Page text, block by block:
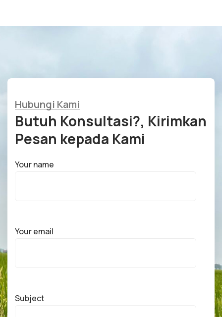
Hubungi Kami
Butuh Konsultasi?, Kirimkan
Pesan kepada Kami
Your name
Your email
Subject